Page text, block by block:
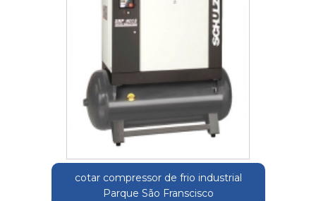
cotar compressor de frio industrial
Parque São Franscisco